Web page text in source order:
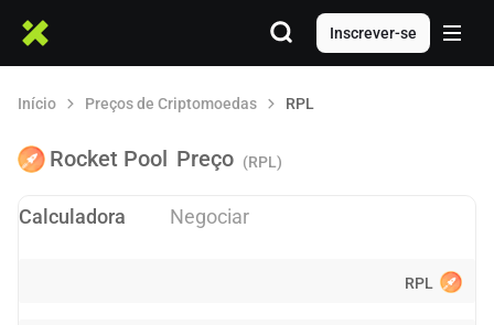
Inscrever-se
Início Preços de Criptomoedas RPL
Rocket Pool Preço (RPL)
Calculadora Negociar
RPL